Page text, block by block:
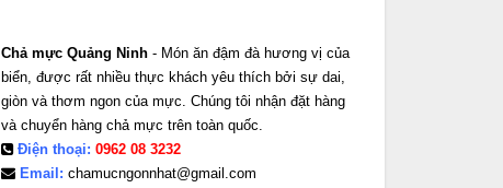
Chả mực Quảng Ninh - Món ăn đậm đà hương vị của
biển, được rất nhiều thực khách yêu thích bởi sự dai,
giòn và thơm ngon của mực. Chúng tôi nhận đặt hàng
và chuyển hàng chả mực trên toàn quốc.
Điện thoại: 0962 08 3232
Email: chamucngonnhat@gmail.com